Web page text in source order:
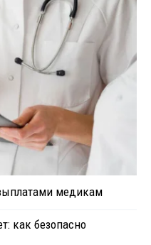
медикам
как безопасно